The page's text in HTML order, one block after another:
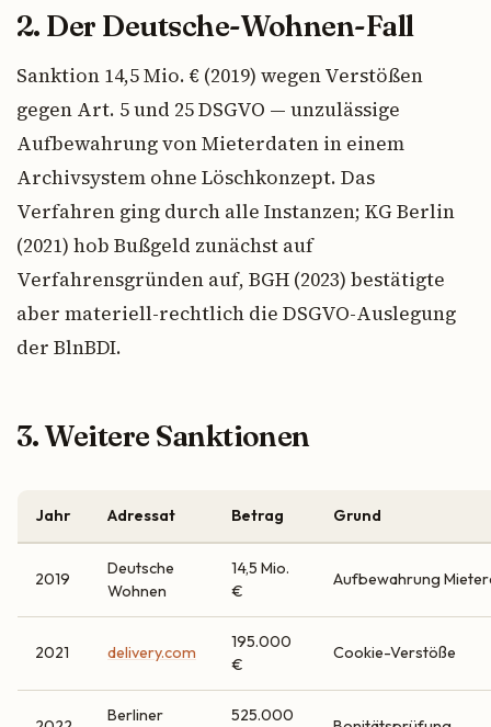
2. Der Deutsche-Wohnen-Fall
Sanktion 14,5 Mio. € (2019) wegen Verstößen
gegen Art. 5 und 25 DSGVO — unzulässige
Aufbewahrung von Mieterdaten in einem
Archivsystem ohne Löschkonzept. Das
Verfahren ging durch alle Instanzen; KG Berlin
(2021) hob Bußgeld zunächst auf
Verfahrensgründen auf, BGH (2023) bestätigte
aber materiell-rechtlich die DSGVO-Auslegung
der BlnBDI.
3. Weitere Sanktionen
Jahr Adressat Betrag Grund
2019
Deutsche
Wohnen
14,5 Mio.
€
Aufbewahrung
2021 delivery.com
195.000
€
Cookie-Verstöße
Berliner 525.000